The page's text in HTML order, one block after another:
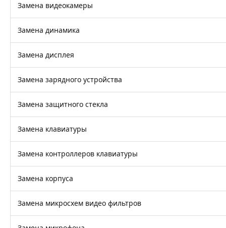
Замена видеокамеры
Замена динамика
Замена дисплея
Замена зарядного устройства
Замена защитного стекла
Замена клавиатуры
Замена контроллеров клавиатуры
Замена корпуса
Замена микросхем видео фильтров